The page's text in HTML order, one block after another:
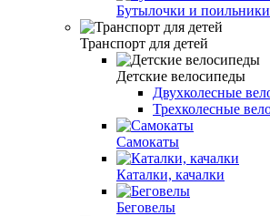
Бутылочки и поильники
Транспорт для детей
Детские велосипеды
Двухколесные
Трехколесные
Самокаты
Каталки, качалки
Беговелы